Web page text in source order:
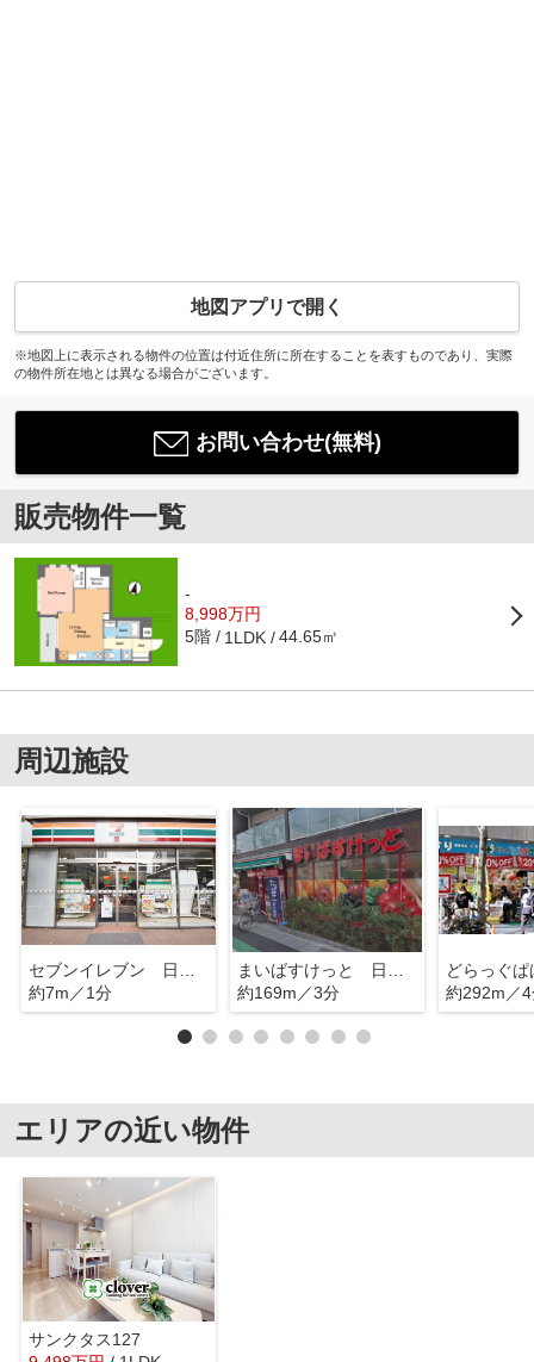
地図アプリで開く
※地図上に表示される物件の位置は付近住所に所在することを表すものであり、実際
の物件所在地とは異なる場合がございます。
お問い合わせ(無料)
販売物件一覧
-
8,998万円
5階 1LDK 44.65㎡
周辺施設
約7m／1分
約169m／3分
約292m／
エリアの近い物件
サンクタス127